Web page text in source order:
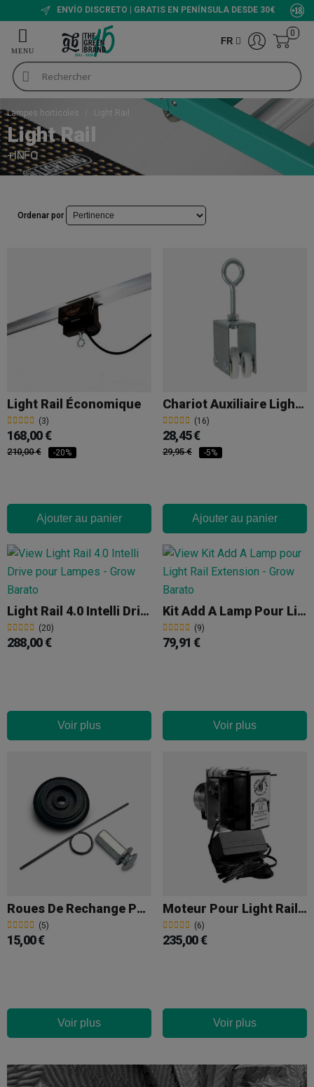
ENVÍO DISCRETO | GRATIS EN PENÍNSULA DESDE 30€
FR
0
Lampes horticoles Light Rail
Light Rail
+INFO
Ordenar por
Light Rail Économique
(3)
168,00 €
210,00 € -20%
Ajouter au panier
Chariot Auxiliaire Light Rail
(16)
28,45 €
29,95 € -5%
Ajouter au panier
Light Rail 4.0 Intelli Drive
(20)
288,00 €
Voir plus
Kit Add A Lamp Pour Light Rail (Ajouter Lampe Supplémentaire)
(9)
79,91 €
Voir plus
Roues De Rechange Pour Moteur Light Rail
(5)
15,00 €
Voir plus
Moteur Pour Light Rail 4.0
(6)
235,00 €
Voir plus